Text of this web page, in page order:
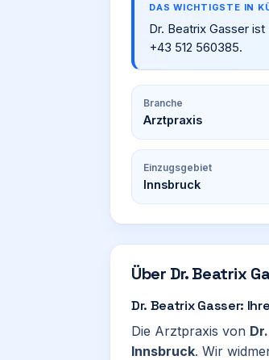
DAS WICHTIGSTE IN
Dr. Beatrix Gasser
+43 512 560385.
Branche
Arztpraxis
Einzugsgebiet
Innsbruck
Über Dr. Beatrix
Dr. Beatrix Gasser:
Die Arztpraxis von
Innsbruck. Wir